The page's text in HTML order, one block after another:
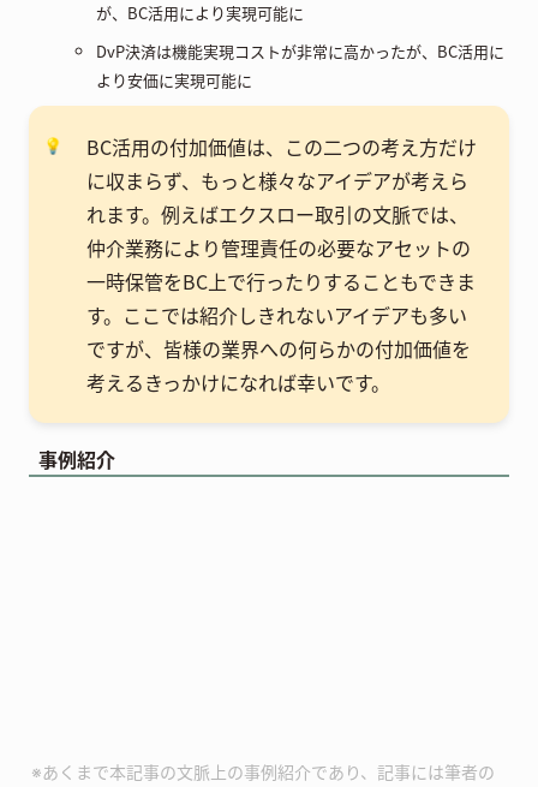
が、BC活用により実現可能に
DvP決済は機能実現コストが非常に高かったが、BC活用に
より安価に実現可能に
💡
BC活用の付加価値は、この二つの考え方だけ
に収まらず、もっと様々なアイデアが考えら
れます。例えばエクスロー取引の文脈では、
仲介業務により管理責任の必要なアセットの
一時保管をBC上で行ったりすることもできま
す。ここでは紹介しきれないアイデアも多い
ですが、皆様の業界への何らかの付加価値を
考えるきっかけになれば幸いです。
事例紹介
※あくまで本記事の文脈上の事例紹介であり、記事には筆者の